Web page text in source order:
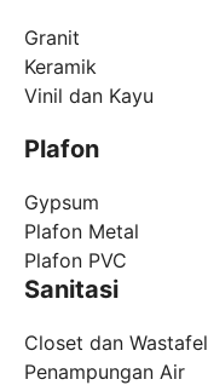
Granit
Keramik
Vinil dan Kayu
Plafon
Gypsum
Plafon Metal
Plafon PVC
Sanitasi
Closet dan Wastafel
Penampungan Air